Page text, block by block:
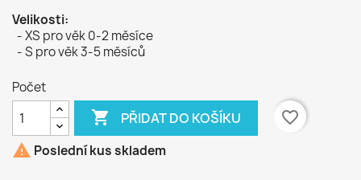
Velikosti:
- XS pro věk 0-2 měsíce
- S pro věk 3-5 měsíců
Počet
 PŘIDAT DO KOŠÍKU
favorite_border
 Poslední kus skladem